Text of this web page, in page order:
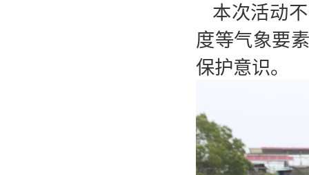
本次活动
度等气象要
保护意识。